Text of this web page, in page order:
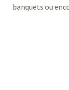
banquets ou